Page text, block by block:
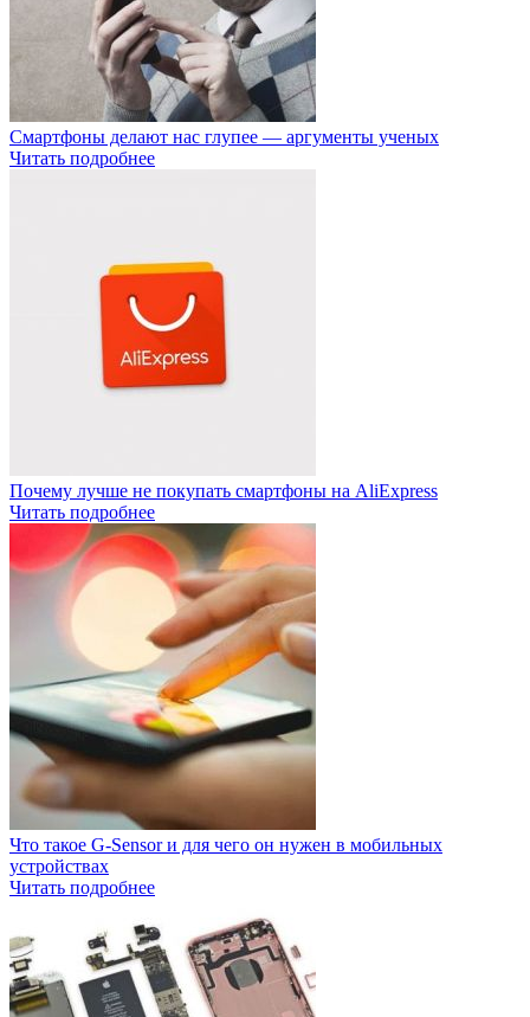
Смартфоны делают нас глупее — аргументы ученых
Читать подробнее
Почему лучше не покупать смартфоны на AliExpress
Читать подробнее
Что такое G-Sensor и для чего он нужен в мобильных
устройствах
Читать подробнее